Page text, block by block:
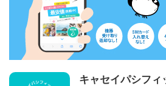
キャセイパシフィ